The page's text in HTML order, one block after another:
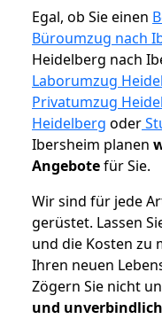
Egal, ob Sie einen
Büroumzug nach
Heidelberg nach
Laborumzug
Privatumzug
Heidelberg oder
Ibersheim planen
Angebotefür Sie.
Wir sind für jede
gerüstet. Lassen
und die Kosten zu
Ihren neuen
Zögern Sie nicht
und